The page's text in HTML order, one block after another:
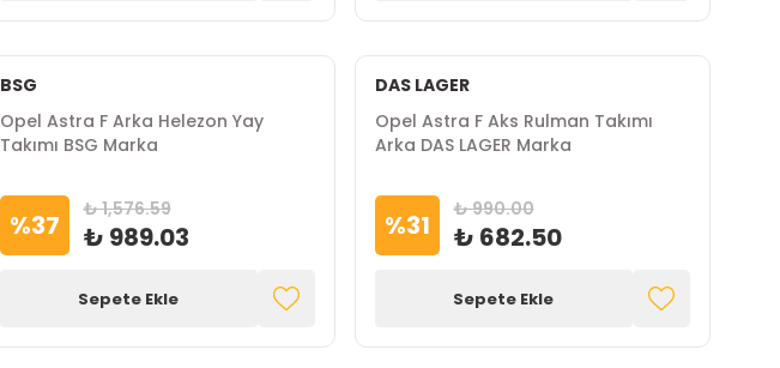
BSG
Opel Astra F Arka Helezon Yay
Takımı BSG Marka
%37 ₺ 1,576.59
₺ 989.03
Sepete Ekle
DAS LAGER
Opel Astra F Aks Rulman Takımı
Arka DAS LAGER Marka
%31 ₺ 990.00
₺ 682.50
Sepete Ekle